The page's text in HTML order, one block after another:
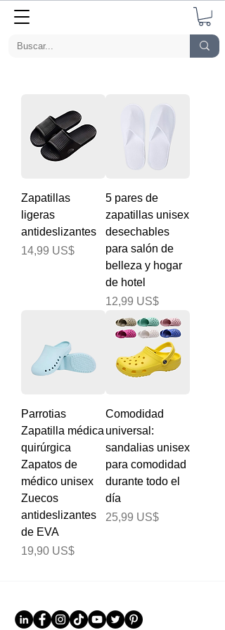
Zapatillas
ligeras
antideslizantes
Precio
14,99 US$
5 pares de
zapatillas unisex
desechables
para salón de
belleza y hogar
de hotel
Precio
12,99 US$
Parrotias
Zapatilla médica
quirúrgica
Zapatos de
médico unisex
Zuecos
antideslizantes
de EVA
Precio
19,90 US$
Comodidad
universal:
sandalias unisex
para comodidad
durante todo el
día
Precio
25,99 US$